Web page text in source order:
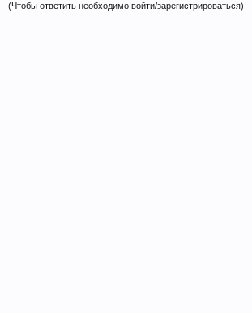
(Чтобы ответить необходимо войти/зарегистрироваться)